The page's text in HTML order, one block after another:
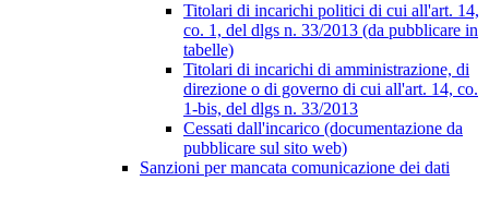
Titolari di incarichi politici di cui all'art. 14,
co. 1, del dlgs n. 33/2013 (da pubblicare in
tabelle)
Titolari di incarichi di amministrazione, di
direzione o di governo di cui all'art. 14, co.
1-bis, del dlgs n. 33/2013
Cessati dall'incarico (documentazione da
pubblicare sul sito web)
Sanzioni per mancata comunicazione dei dati